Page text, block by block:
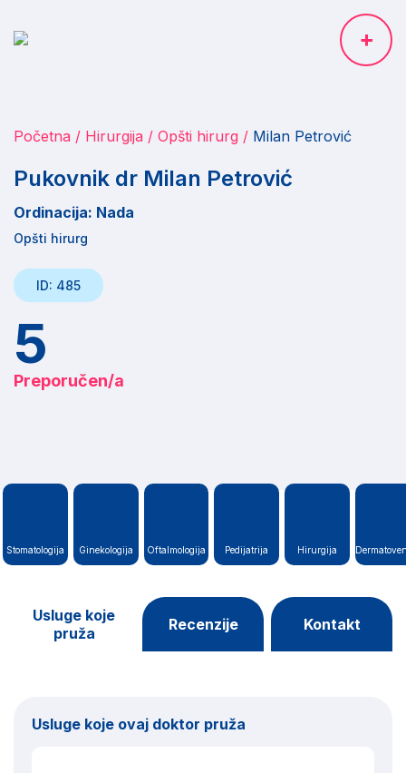
Početna Hirurgija Opšti hirurg Milan Petrović
Pukovnik dr Milan Petrović
Ordinacija: Nada
Opšti hirurg
ID: 485
5
Preporučen/a
Stomatologija Ginekologija Oftalmologija Pedijatrija Hirurgija
Usluge koje
pruža
Recenzije Kontakt
Usluge koje ovaj doktor pruža